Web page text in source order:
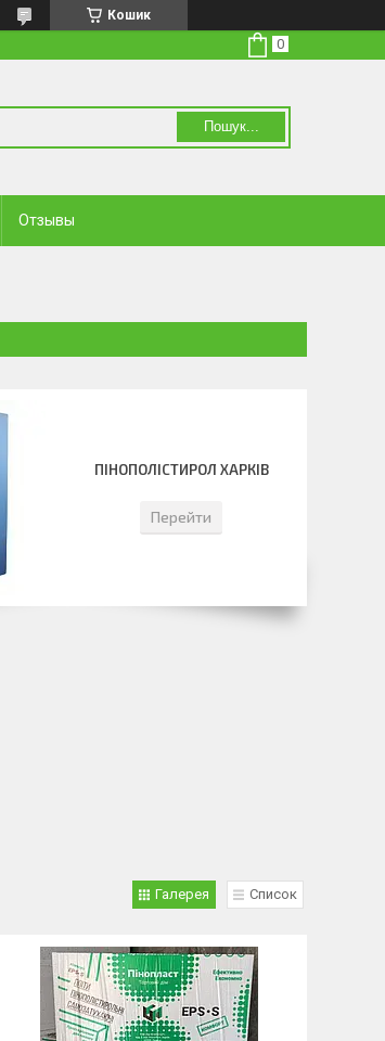
Кошик
Пошук...
Отзывы
ПІНОПОЛІСТИРОЛ ХАРКІВ
Перейти
Галерея Список